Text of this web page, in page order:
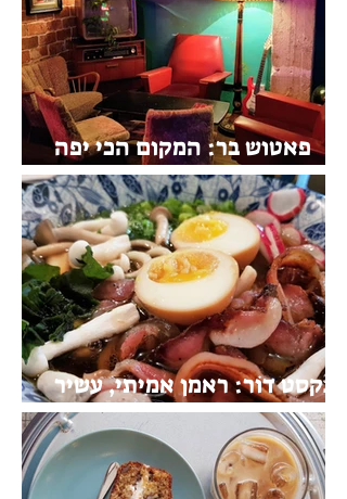
פאטוש בר: המקום הכי יפה
בחיפה
נקסט דוֹר: ראמן אמיתי, עשיר
וטוב